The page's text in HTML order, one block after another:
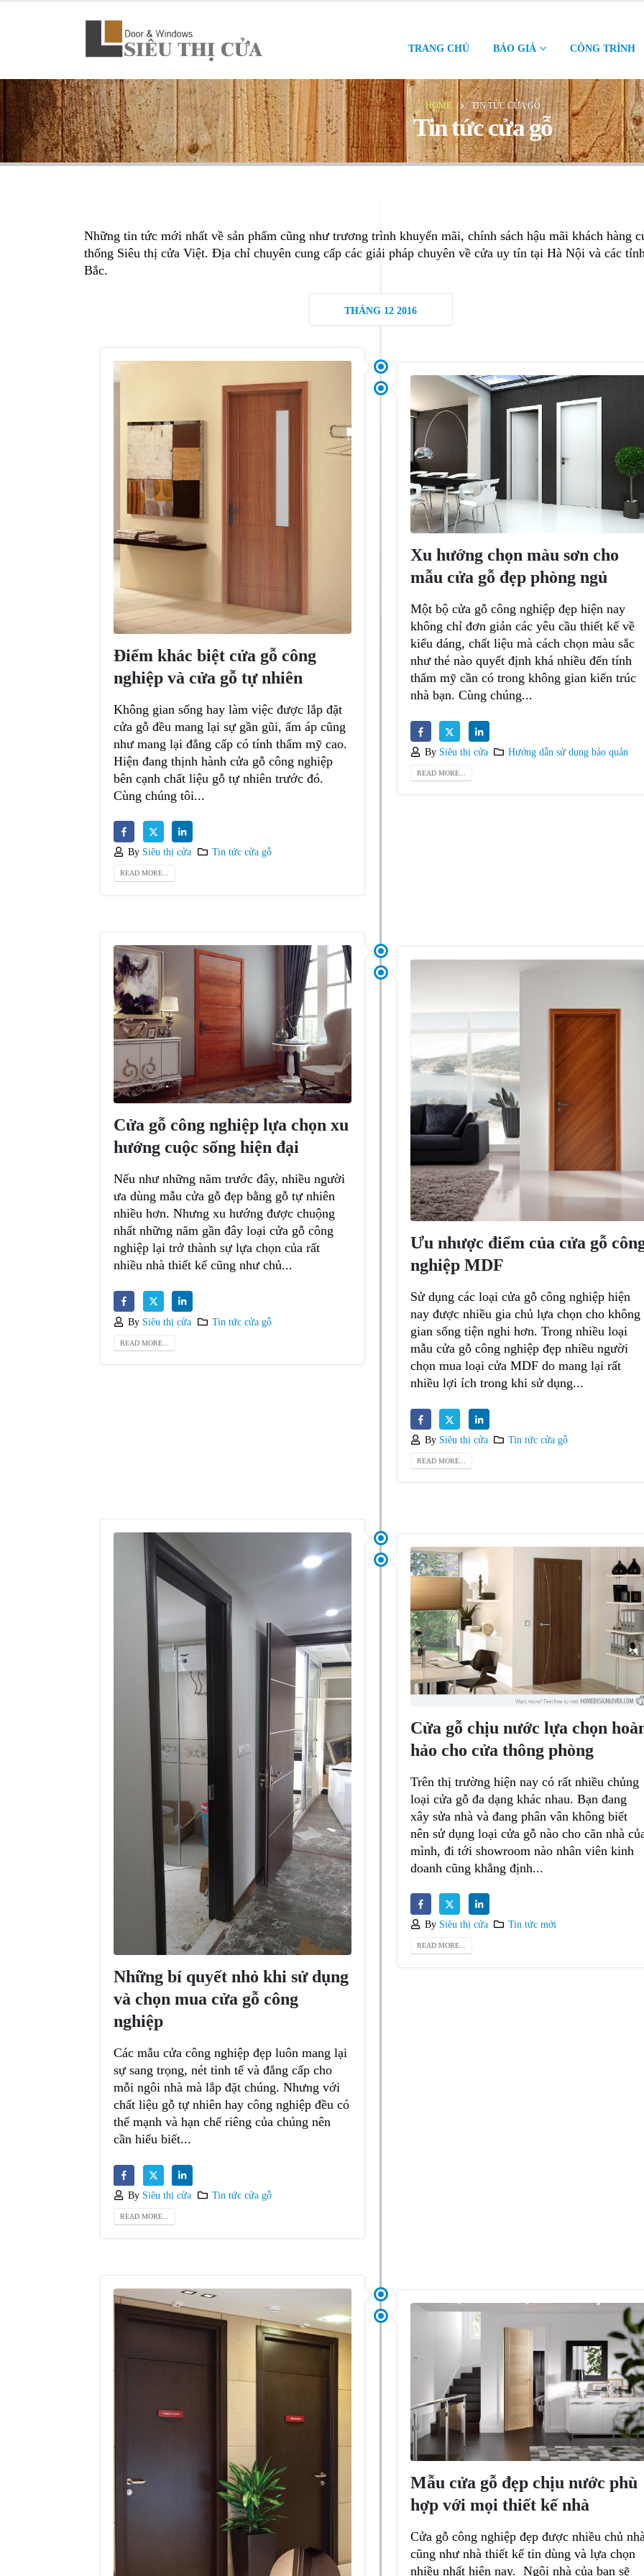
TRANG CHỦ BÁO GIÁ CÔNG TRÌNH
HOME TIN TỨC CỬA GỖ
Tin tức cửa gỗ
Những tin tức mới nhất về sản phẩm cũng như trương trình khuyến mãi, chính sách hậu mãi khách hàng
thống Siêu thị cửa Việt. Địa chỉ chuyên cung cấp các giải pháp chuyên về cửa uy tín tại Hà Nội và các
Bắc.
THÁNG 12 2016
Điểm khác biệt cửa gỗ công
nghiệp và cửa gỗ tự nhiên
Không gian sống hay làm việc được lắp đặt
cửa gỗ đều mang lại sự gần gũi, ấm áp cũng
như mang lại đẳng cấp có tính thẩm mỹ cao.
Hiện đang thịnh hành cửa gỗ công nghiệp
bên cạnh chất liệu gỗ tự nhiên trước đó.
Cùng chúng tôi...
By Siêu thị cửa Tin tức cửa gỗ
READ MORE...
Xu hướng chọn màu sơn cho
mẫu cửa gỗ đẹp phòng ngủ
Một bộ cửa gỗ công nghiệp đẹp hiện nay
không chỉ đơn giản các yêu cầu thiết kế về
kiểu dáng, chất liệu mà cách chọn màu sắc
như thé nào quyết định khá nhiều đến tính
thẩm mỹ cần có trong không gian kiến trúc
nhà bạn. Cùng chúng...
By Siêu thị cửa Hướng dẫn sử dụng bảo quản
READ MORE...
Cửa gỗ công nghiệp lựa chọn xu
hướng cuộc sống hiện đại
Nếu như những năm trước đây, nhiều người
ưa dùng mẫu cửa gỗ đẹp bằng gỗ tự nhiên
nhiều hơn. Nhưng xu hướng được chuộng
nhất những năm gần đây loại cửa gỗ công
nghiệp lại trở thành sự lựa chọn của rất
nhiều nhà thiết kế cũng như chủ...
By Siêu thị cửa Tin tức cửa gỗ
READ MORE...
Ưu nhược điểm của cửa gỗ
nghiệp MDF
Sử dụng các loại cửa gỗ công nghiệp hiện
nay được nhiều gia chủ lựa chọn cho không
gian sống tiện nghi hơn. Trong nhiều loại
mẫu cửa gỗ công nghiệp đẹp nhiều người
chọn mua loại cửa MDF do mang lại rất
nhiều lợi ích trong khi sử dụng...
By Siêu thị cửa Tin tức cửa gỗ
READ MORE...
Những bí quyết nhỏ khi sử dụng
và chọn mua cửa gỗ công
nghiệp
Các mẫu cửa công nghiệp đẹp luôn mang lại
sự sang trọng, nét tinh tế và đẳng cấp cho
mỗi ngôi nhà mà lắp đặt chúng. Nhưng với
chất liệu gỗ tự nhiên hay công nghiệp đều có
thế mạnh và hạn chế riêng của chúng nên
cần hiểu biết...
By Siêu thị cửa Tin tức cửa gỗ
READ MORE...
Cửa gỗ chịu nước lựa chọn
hảo cho cửa thông phòng
Trên thị trường hiện nay có rất nhiều chủng
loại cửa gỗ đa dạng khác nhau. Bạn đang
xây sửa nhà và đang phân vân không biết
nên sử dụng loại cửa gỗ nào cho căn nhà
mình, đi tới showroom nào nhân viên kinh
doanh cũng khẳng định...
By Siêu thị cửa Tin tức mới
READ MORE...
Mẫu cửa gỗ đẹp chịu nước phù
hợp với mọi thiết kế nhà
Cửa gỗ công nghiệp đẹp được nhiều chủ
cũng như nhà thiết kế tin dùng và lựa chọn
nhiều nhất hiện nay. Ngôi nhà của bạn sẽ